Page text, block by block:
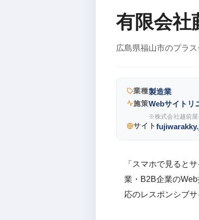
有限会社
広島県福山市のプラ
業種製造業
施策Webサイトリ
※株式会社越前屋
サイト
「スマホで見ると
業・B2B企業の
応のレスポンシブ